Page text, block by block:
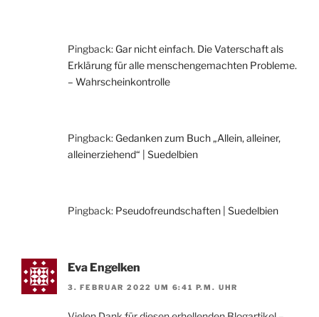
Pingback: Gar nicht einfach. Die Vaterschaft als
Erklärung für alle menschengemachten Probleme.
– Wahrscheinkontrolle
Pingback: Gedanken zum Buch „Allein, alleiner,
alleinerziehend“ | Suedelbien
Pingback: Pseudofreundschaften | Suedelbien
Eva Engelken
3. FEBRUAR 2022 UM 6:41 P.M. UHR